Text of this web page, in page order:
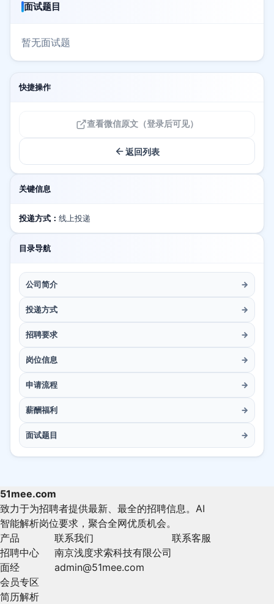
面试题目
暂无面试题
快捷操作
查看微信原文（登录后可见）
返回列表
关键信息
投递方式： 线上投递
目录导航
公司简介 →
投递方式 →
招聘要求 →
岗位信息 →
申请流程 →
薪酬福利 →
面试题目 →
51mee.com
致力于为招聘者提供最新、最全的招聘信息。AI
智能解析岗位要求，聚合全网优质机会。
产品
招聘中心
面经
会员专区
简历解析
联系我们
南京浅度求索科技有限公司
admin@51mee.com
联系客服